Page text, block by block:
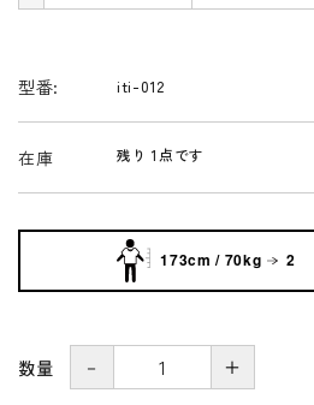
型番: iti-012
在庫 残り 1点です
173cm / 70kg 2
数量 － ＋